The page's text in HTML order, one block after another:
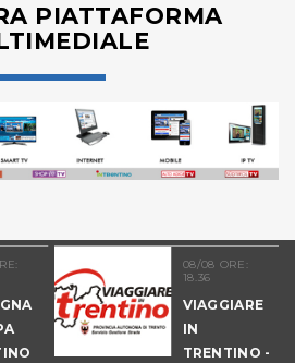
PIATTAFORMA
08/08 ORE:
18.36
VIAGGIARE
IN
TRENTINO -